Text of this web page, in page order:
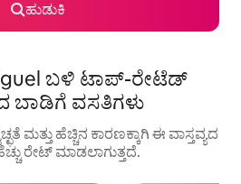
ಹುಡುಕಿ
ಬಳಿ ಟಾಪ್-ರೇಟೆಡ್
ಬಾಡಿಗೆ ವಸತಿಗಳು
ಮತ್ತು ಹೆಚ್ಚಿನ ಕಾರಣಕ್ಕಾಗಿ ಈ ವಾಸ್ತವ್ಯದ
ರೇಟ್ ಮಾಡಲಾಗುತ್ತದೆ.